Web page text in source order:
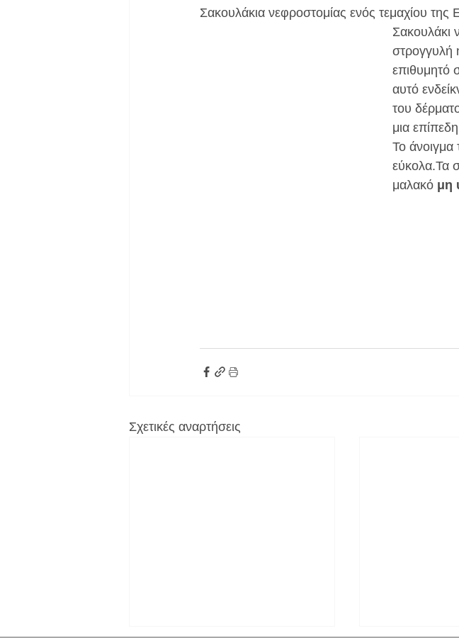
Σακουλάκια νεφροστομίας ενός τεμαχίου της
Σακουλάκι
στρογγυλή
επιθυμητό
αυτό
του
μια
Το άνοιγμα
εύκολα.Τα
μαλακό μη
Σχετικές αναρτήσεις